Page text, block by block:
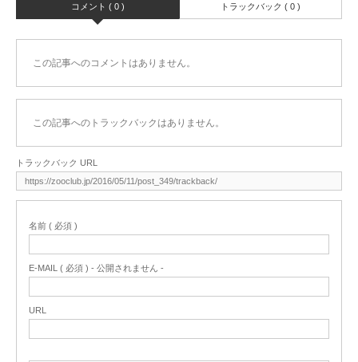
コメント ( 0 ) トラックバック ( 0 )
この記事へのコメントはありません。
この記事へのトラックバックはありません。
トラックバック URL
名前 ( 必須 )
E-MAIL ( 必須 ) - 公開されません -
URL